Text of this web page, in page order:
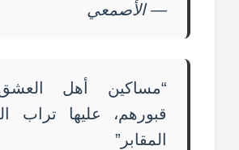
—الأصمعي
“مساكين أهل
قبورهم، عليها تراب
المقابر”